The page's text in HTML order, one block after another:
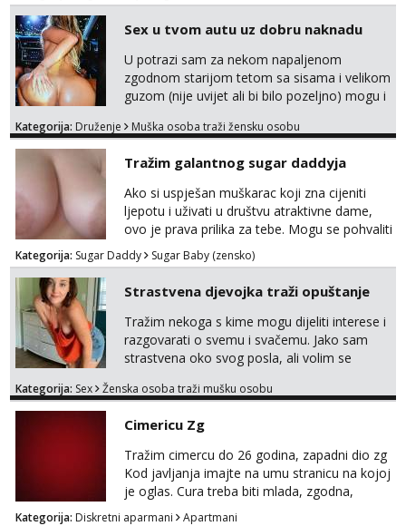
Sex u tvom autu uz dobru naknadu
U potrazi sam za nekom napaljenom
zgodnom starijom tetom sa sisama i velikom
guzom (nije uvijet ali bi bilo pozeljno) mogu i
dobra zabava uz naknadu, trazim neku koja
negdje u mrak, prije seksa dobijes odmah na
ruke, molim samo ozbiljne da se javljaju one
koje se pale na seks po mracnim parkinzima,
sumarcima itd be...
Kategorija: Druženje Muška osoba traži žensku osobu
Tražim galantnog sugar daddyja
Ako si uspješan muškarac koji zna cijeniti
ljepotu i uživati u društvu atraktivne dame,
ovo je prava prilika za tebe. Mogu se pohvaliti
prekrasnim licem, dugom, njegovanom
kosom i fit figurom. Moje grudi su broj 4,a
guza je, bez lažne skromnosti, prava top
forma. Diskretno i opušteno druženje je moj
stil, bez dugačkih dopisivanja, putovanja ili
javnih pojavljivanja. Što nudim: - atraktivno i
ugo...
Kategorija: Sugar Daddy Sugar Baby (zensko)
Strastvena djevojka traži opuštanje
Tražim nekoga s kime mogu dijeliti interese i
razgovarati o svemu i svačemu. Jako sam
strastvena oko svog posla, ali volim se
Voljela bi naci nekoga pa da se nemoram
ispod i nadji me tamo, cekam te!
Kategorija: Sex Ženska osoba traži mušku osobu
Cimericu Zg
Tražim cimercu do 26 godina, zapadni dio zg
Kod javljanja imajte na umu stranicu na kojoj
je oglas. Cura treba biti mlada, zgodna,
uredna, bez poroka.
Kategorija: Diskretni aparmani Apartmani